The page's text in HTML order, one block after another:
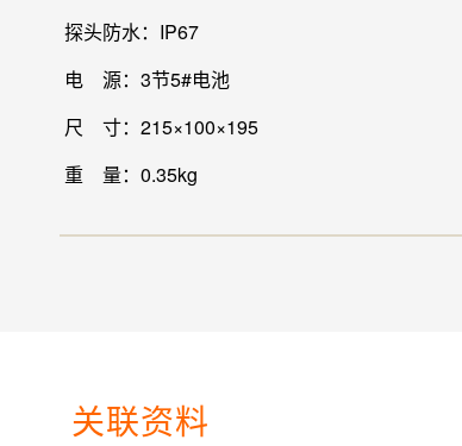
探头防水：IP67
电 源：3节5#电池
尺 寸：215×100×195
重 量：0.35kg
关联资料